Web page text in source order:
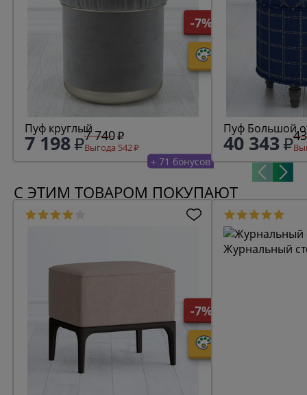
-7%
Пуф круглый
7 198 7 740
Выгода 542
+ 71 бонусов
Пуф Большой
40 343
С ЭТИМ ТОВАРОМ ПОКУПАЮТ
-7%
Журнальный